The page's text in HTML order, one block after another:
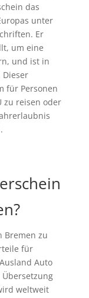
das
unter
Er
um eine
und ist in
Dieser
für Personen
zu reisen oder
Bremen zu
für
Auto
weltweit